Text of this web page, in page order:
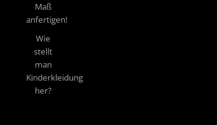
Maß
anfertigen!
Wie
stellt
man
Kinderkleidung
her?